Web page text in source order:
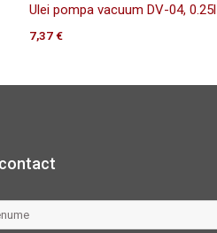
Ulei pompa vacuum DV-04, 0.25l
7,37€